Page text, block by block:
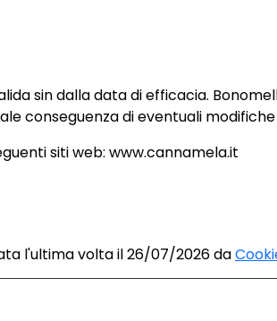
sin dalla data di efficacia.
conseguenza di eventuali
siti web: www.cannamela.it
l'ultima volta il 26/07/2026 da